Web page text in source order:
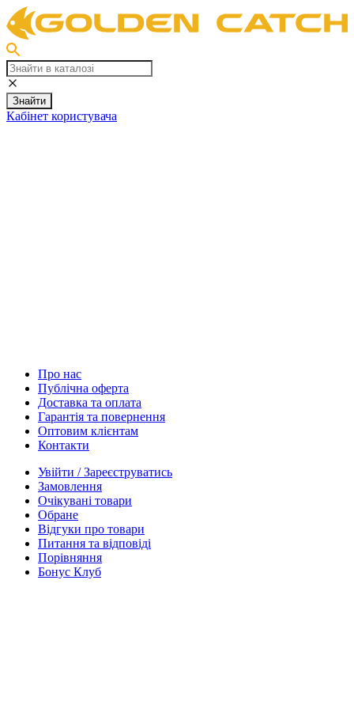
Знайти
Кабінет користувача
Про нас
Публічна оферта
Доставка та оплата
Гарантія та повернення
Оптовим клієнтам
Контакти
Увійти / Зареєструватись
Замовлення
Очікувані товари
Обране
Відгуки про товари
Питання та відповіді
Порівняння
Бонус Клуб